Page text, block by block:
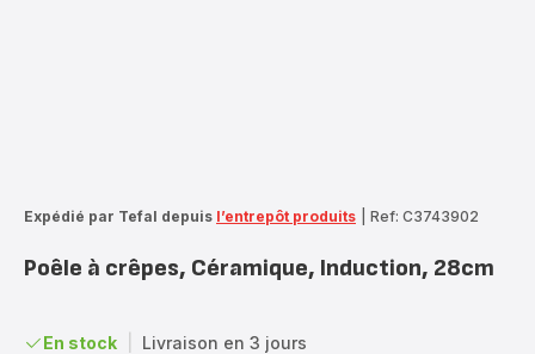
Expédié par Tefal depuis l’entrepôt produits Ref: C3743902
Poêle à crêpes, Céramique, Induction, 28cm
En stock Livraison en 3 jours